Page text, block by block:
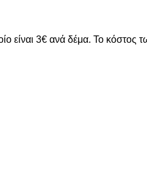
είναι 3€ ανά δέμα. Το